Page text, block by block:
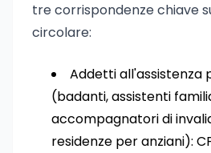
tre corrispondenze chiave
circolare:
Addetti all'assistenza
(badanti, assistenti
accompagnatori di
residenze per anziani):